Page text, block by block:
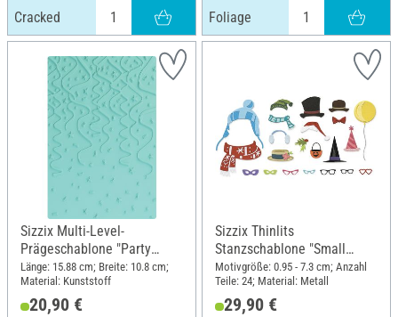
Cracked Foliage
Sizzix Multi-Level-
Prägeschablone "Party
Time"
Länge: 15.88 cm; Breite: 10.8 cm;
Material: Kunststoff
20,90 €
Sizzix Thinlits
Stanzschablone "Small
Accessories by Tim Holtz"
Motivgröße: 0.95 - 7.3 cm; Anzahl
Teile: 24; Material: Metall
29,90 €